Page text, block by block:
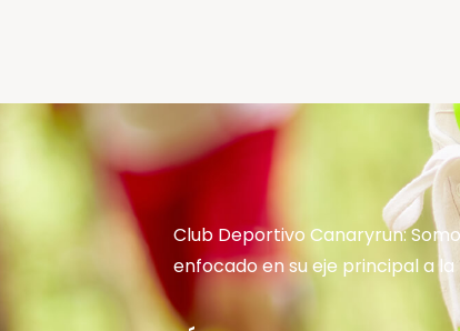
Club Deportivo Canaryrun:
enfocado en su eje principal a